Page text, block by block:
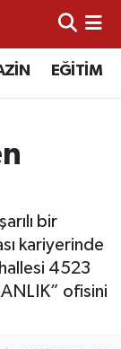
EĞİTİM
bir
kariyerinde
4523
ofisini